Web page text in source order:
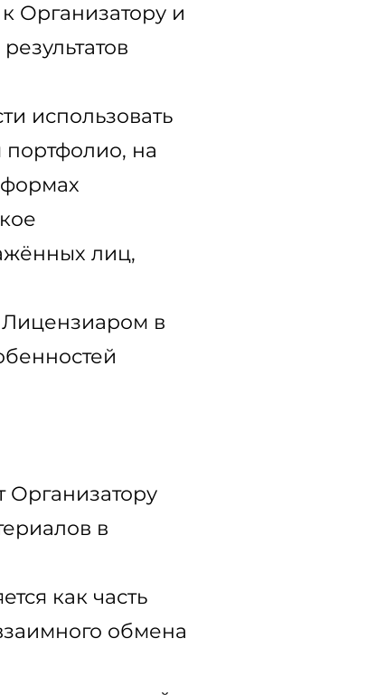
Организатору и
использовать
портфолио, на
лиц,
Лицензиаром в
Организатору
в
как часть
обмена